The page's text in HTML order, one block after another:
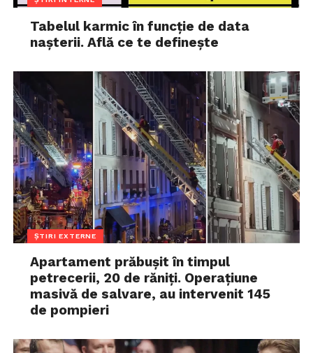
Tabelul karmic în funcție de data
nașterii. Află ce te definește
ȘTIRI EXTERNE
Apartament prăbușit în timpul
petrecerii, 20 de răniți. Operațiune
masivă de salvare, au intervenit 145
de pompieri